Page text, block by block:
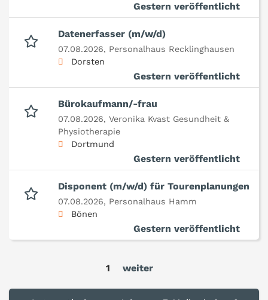
Gestern veröffentlicht
Datenerfasser (m/w/d)
07.08.2026, Personalhaus Recklinghausen
Dorsten
Gestern veröffentlicht
Bürokaufmann/-frau
07.08.2026, Veronika Kvast Gesundheit &
Physiotherapie
Dortmund
Gestern veröffentlicht
Disponent (m/w/d) für Tourenplanungen
07.08.2026, Personalhaus Hamm
Bönen
Gestern veröffentlicht
1 weiter